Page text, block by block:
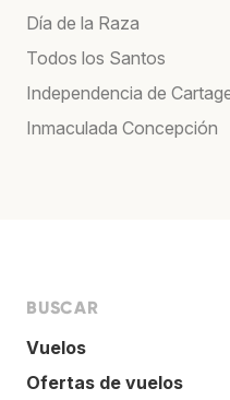
Día de la Raza
Todos los Santos
Independencia de
Inmaculada Concepción
BUSCAR
Vuelos
Ofertas de vuelos